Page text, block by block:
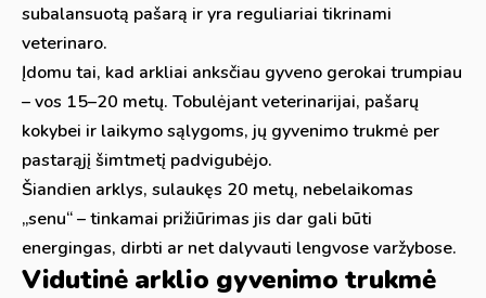
subalansuotą pašarą ir yra reguliariai tikrinami
veterinaro.
Įdomu tai, kad arkliai anksčiau gyveno gerokai trumpiau
– vos 15–20 metų. Tobulėjant veterinarijai, pašarų
kokybei ir laikymo sąlygoms, jų gyvenimo trukmė per
pastarąjį šimtmetį padvigubėjo.
Šiandien arklys, sulaukęs 20 metų, nebelaikomas
„senu“ – tinkamai prižiūrimas jis dar gali būti
energingas, dirbti ar net dalyvauti lengvose varžybose.
Vidutinė arklio gyvenimo trukmė